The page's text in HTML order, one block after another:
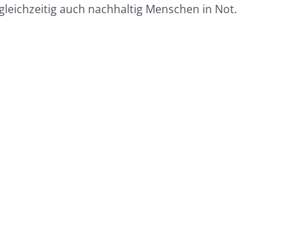
auch nachhaltig Menschen in Not.